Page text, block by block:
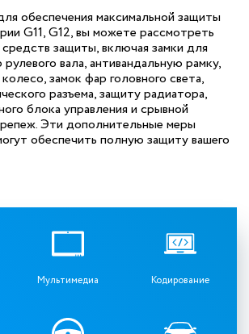
обеспечения максимальной защиты
G11, G12, вы можете рассмотреть
защиты, включая замки для
вала, антивандальную рамку,
замок фар головного света,
разъема, защиту радиатора,
блока управления и срывной
Эти дополнительные меры
обеспечить полную защиту вашего
Мультимедиа Кодирование